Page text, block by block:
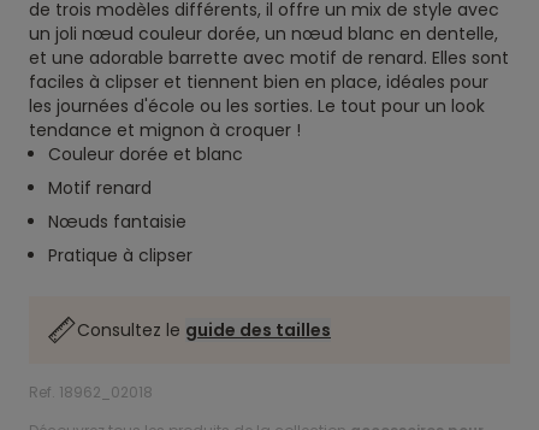
de trois modèles différents, il offre un mix de style avec
un joli nœud couleur dorée, un nœud blanc en dentelle,
et une adorable barrette avec motif de renard. Elles sont
faciles à clipser et tiennent bien en place, idéales pour
les journées d'école ou les sorties. Le tout pour un look
tendance et mignon à croquer !
Couleur dorée et blanc
Motif renard
Nœuds fantaisie
Pratique à clipser
Consultez le guide des tailles
Ref. 18962_02018